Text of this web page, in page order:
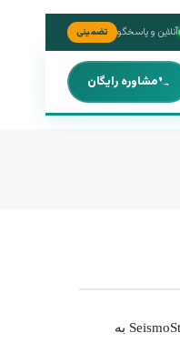
آنلاین و پاسخگو تضمینی
مشاوره رایگان
انجام پروژه با SeismoStruct به